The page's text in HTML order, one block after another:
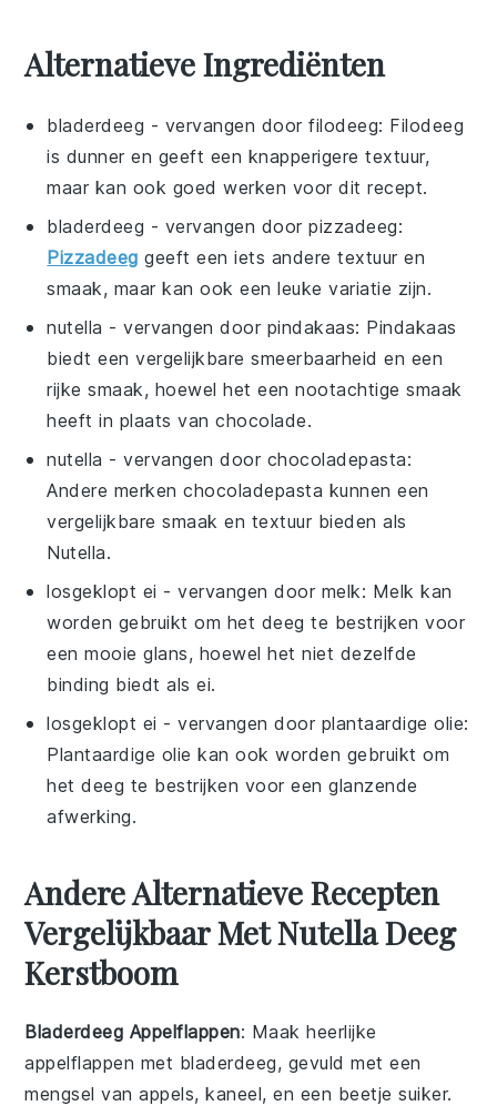
Alternatieve Ingrediënten
bladerdeeg - vervangen doorfilodeeg: Filodeeg
is dunner en geeft een knapperigere textuur,
maar kan ook goed werken voor dit recept.
bladerdeeg - vervangen doorpizzadeeg:
Pizzadeeg geeft een iets andere textuur en
smaak, maar kan ook een leuke variatie zijn.
nutella - vervangen door pindakaas: Pindakaas
biedt een vergelijkbare smeerbaarheid en een
rijke smaak, hoewel het een nootachtige smaak
heeft in plaats van chocolade.
nutella - vervangen door chocoladepasta:
Andere merken chocoladepasta kunnen een
vergelijkbare smaak en textuur bieden als
Nutella.
losgeklopt ei - vervangen door melk: Melk kan
worden gebruikt om het deeg te bestrijken voor
een mooie glans, hoewel het niet dezelfde
binding biedt als ei.
losgeklopt ei - vervangen door plantaardige olie:
Plantaardige olie kan ook worden gebruikt om
het deeg te bestrijken voor een glanzende
afwerking.
Andere Alternatieve Recepten
Vergelijkbaar Met Nutella Deeg
Kerstboom
Bladerdeeg Appelflappen: Maak heerlijke
appelflappen met bladerdeeg, gevuld met een
mengsel vanappels,kaneel, en een beetjesuiker.